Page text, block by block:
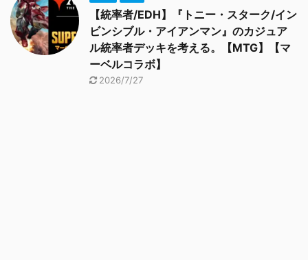
【統率者/EDH】『トニー・スターク/イン
ビンシブル・アイアンマン』のカジュア
ル統率者デッキを考える。【MTG】【マ
ーベルコラボ】
2026/7/27